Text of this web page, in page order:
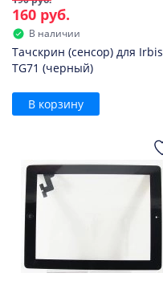
160 руб.
В наличии
Тачскрин (сенсор) для Irbis
TG71 (черный)
В корзину